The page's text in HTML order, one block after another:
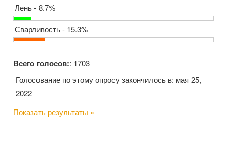
Лень - 8.7%
Сварливость - 15.3%
Всего голосов:: 1703
Голосование по этому опросу закончилось в: мая 25,
2022
Показать результаты »